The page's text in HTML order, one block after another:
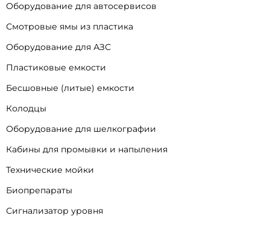
Оборудование для автосервисов
Смотровые ямы из пластика
Оборудование для АЗС
Пластиковые емкости
Бесшовные (литые) емкости
Колодцы
Оборудование для шелкографии
Кабины для промывки и напыления
Технические мойки
Биопрепараты
Сигнализатор уровня